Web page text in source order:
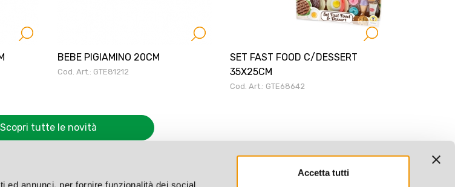
ed annunci, per fornire funzionalità dei social
Accetta tutti
BEBE PIGIAMINO 20CM
Cod. Art.: GTE81212
SET FAST FOOD C/DESSERT
35X25CM
Cod. Art.: GTE68642
Scopri tutte le novità